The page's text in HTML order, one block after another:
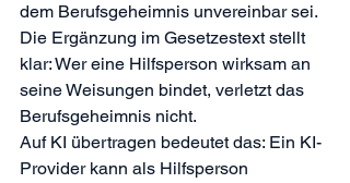
dem Berufsgeheimnis unvereinbar sei.
Die Ergänzung im Gesetzestext stellt
klar: Wer eine Hilfsperson wirksam an
seine Weisungen bindet, verletzt das
Berufsgeheimnis nicht.
Auf KI übertragen bedeutet das: Ein KI-
Provider kann als Hilfsperson